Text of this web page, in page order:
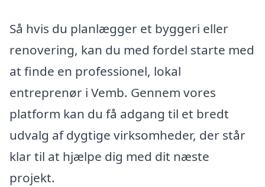
Så hvis du planlægger et byggeri eller
renovering, kan du med fordel starte med
at finde en professionel, lokal
entreprenør i Vemb. Gennem vores
platform kan du få adgang til et bredt
udvalg af dygtige virksomheder, der står
klar til at hjælpe dig med dit næste
projekt.